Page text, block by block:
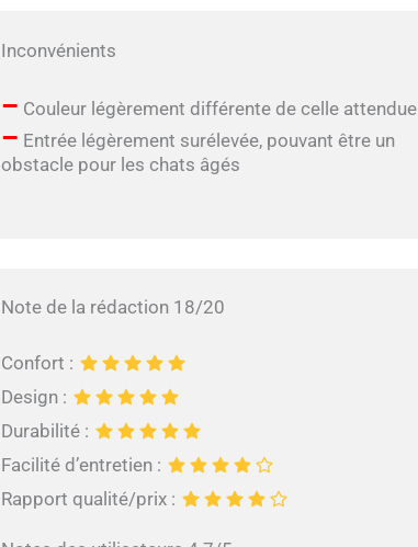
Inconvénients
– Couleur légèrement différente de celle attendue
– Entrée légèrement surélevée, pouvant être un
obstacle pour les chats âgés
Note de la rédaction 18/20
Confort :
Design :
Durabilité :
Facilité d’entretien :
Rapport qualité/prix :